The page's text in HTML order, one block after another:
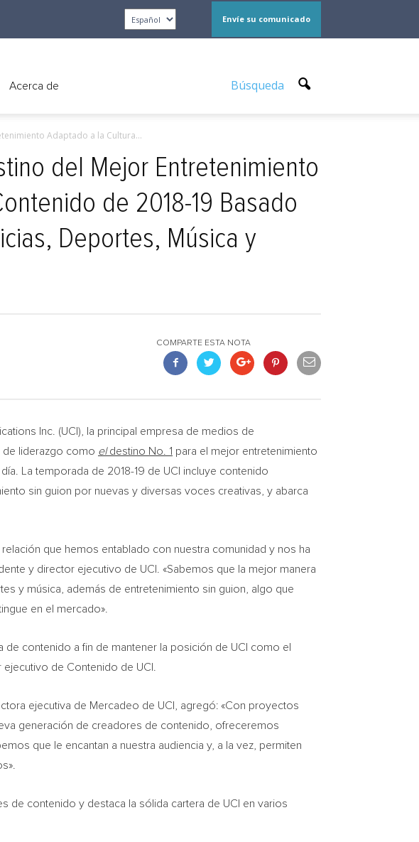
Envíe su comunicado
Acerca de Búsqueda
Adaptado a la Cultura...
del Mejor Entretenimiento
de 2018-19 Basado
Deportes, Música y
COMPARTE ESTA NOTA
Inc. (UCI ), la principal empresa de medios de
de liderazgo como eldestino No. 1 para el mejor entretenimiento
La temporada de 2018-19 de UCI incluye contenido
sin guion por nuevas y diversas voces creativas, y abarca
relación que hemos entablado con nuestra comunidad y nos ha
y director ejecutivo de UCI
. «Sabemos que la mejor manera
y música, además de entretenimiento sin guion, algo que
en el mercado».
contenido a fin de mantener la posición de UCI como el
ejecutivo de Contenido de UCI
ejecutiva de Mercadeo de UCI
, agregó: «Con proyectos
generación de creadores de contenido, ofreceremos
que le encantan a nuestra audiencia y, a la vez, permiten
de contenido y destaca la sólida cartera de UCI en varios